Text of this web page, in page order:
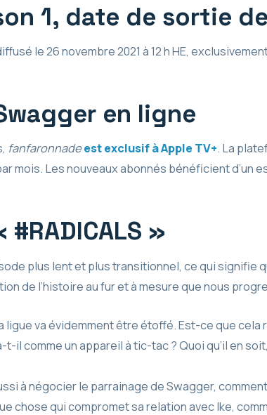
1, date de sortie
le 26 novembre 2021 à 12 h HE,
en ligne
fanfaronnadeest exclusif à Apple TV+. La
mois. Les nouveaux abonnés bénéficient d’un
»
plus lent et plus transitionnel, ce qui signifie
de l’histoire au fur et à mesure que nous
ligue va évidemment être étoffé. Est-ce que
il comme un appareil à tic-tac ? Quoi qu’il en
à négocier le parrainage de Swagger,
chose qui compromet sa relation avec Ike,